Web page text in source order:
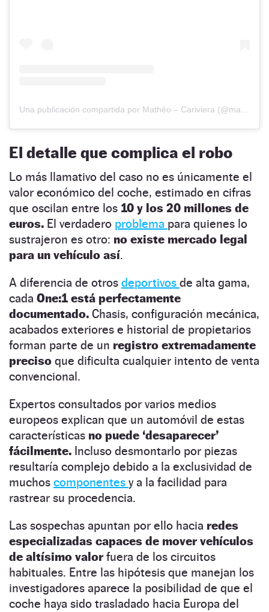
Una publicación compartida por Mathéo – Cariviera (@matheo.cariviera)
El detalle que complica el robo
Lo más llamativo del caso no es únicamente el
valor económico del coche, estimado en cifras
que oscilan entre los 10 y los 20 millones de
euros. El verdadero problema para quienes lo
sustrajeron es otro: no existe mercado legal
para un vehículo así.
A diferencia de otros deportivos de alta gama,
cada One:1 está perfectamente
documentado. Chasis, configuración mecánica,
acabados exteriores e historial de propietarios
forman parte de un registro extremadamente
preciso que dificulta cualquier intento de venta
convencional.
Expertos consultados por varios medios
europeos explican que un automóvil de estas
características no puede ‘desaparecer’
fácilmente. Incluso desmontarlo por piezas
resultaría complejo debido a la exclusividad de
muchos componentes y a la facilidad para
rastrear su procedencia.
Las sospechas apuntan por ello hacia redes
especializadas capaces de mover vehículos
de altísimo valorfuera de los circuitos
habituales. Entre las hipótesis que manejan los
investigadores aparece la posibilidad de que el
coche haya sido trasladado hacia Europa del